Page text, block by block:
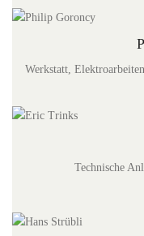
Werkstatt,
Technische